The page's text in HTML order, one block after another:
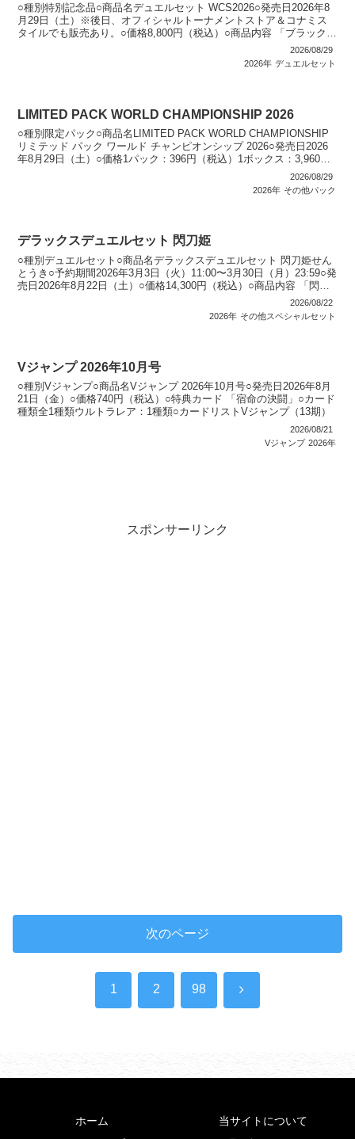
○種別特別記念品○商品名デュエルセット WCS2026○発売日2026年8
月29日（土）※後日、オフィシャルトーナメントストア＆コナミス
タイルでも販売あり。○価格8,800円（税込）○商品内容 「ブラック・
2026/08/29
2026年 デュエルセット
LIMITED PACK WORLD CHAMPIONSHIP 2026
○種別限定パック○商品名LIMITED PACK WORLD CHAMPIONSHIP
リミテッド パック ワールド チャンピオンシップ 2026○発売日2026
年8月29日（土）○価格1パック：396円（税込）1ボックス：3,960円
2026/08/29
2026年 その他パック
デラックスデュエルセット 閃刀姫
○種別デュエルセット○商品名デラックスデュエルセット 閃刀姫せん
とうき○予約期間2026年3月3日（火）11:00〜3月30日（月）23:59○発
売日2026年8月22日（土）○価格14,300円（税込）○商品内容 「閃刀
2026/08/22
2026年 その他スペシャルセット
Vジャンプ 2026年10月号
○種別Vジャンプ○商品名Vジャンプ 2026年10月号○発売日2026年8月
21日（金）○価格740円（税込）○特典カード 「宿命の決闘」○カード
種類全1種類ウルトラレア：1種類○カードリストVジャンプ（13期）
2026/08/21
Vジャンプ 2026年
スポンサーリンク
次のページ
1 2 98 次
ホーム
当サイトについて